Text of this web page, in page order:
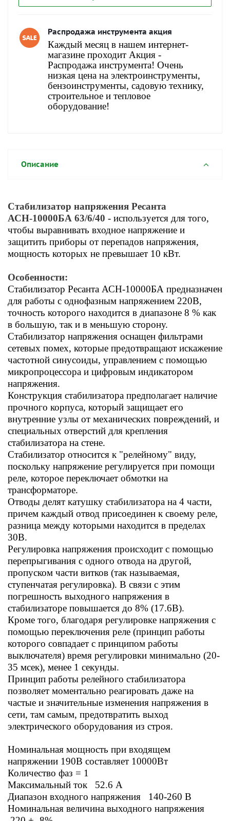
Распродажа инструмента акция
Каждый месяц в нашем интернет-
магазине проходит Акция -
Распродажа инструмента! Очень
низкая цена на электроинструменты,
бензоинструменты, садовую технику,
строительное и тепловое
оборудование!
Описание
Стабилизатор напряжения Ресанта
АСН-10000БА 63/6/40 - используется для того,
чтобы выравнивать входное напряжение и
защитить приборы от перепадов напряжения,
мощность которых не превышает 10 кВт.
Особенности:
Стабилизатор Ресанта АСН-10000БА предназначен
для работы с однофазным напряжением 220В,
точность которого находится в диапазоне 8 % как
в большую, так и в меньшую сторону.
Стабилизатор напряжения оснащен фильтрами
сетевых помех, которые предотвращают искажение
частотной синусоиды, управлением с помощью
микропроцессора и цифровым индикатором
напряжения.
Конструкция стабилизатора предполагает наличие
прочного корпуса, который защищает его
внутренние узлы от механических повреждений, и
специальных отверстий для крепления
стабилизатора на стене.
Стабилизатор относится к "релейному" виду,
поскольку напряжение регулируется при помощи
реле, которое переключает обмотки на
трансформаторе.
Отводы делят катушку стабилизатора на 4 части,
причем каждый отвод присоединен к своему реле,
разница между которыми находится в пределах
30В.
Регулировка напряжения происходит с помощью
перепрыгивания с одного отвода на другой,
пропуском части витков (так называемая,
ступенчатая регулировка). В связи с этим
погрешность выходного напряжения в
стабилизаторе повышается до 8% (17.6В).
Кроме того, благодаря регулировке напряжения с
помощью переключения реле (принцип работы
которого совпадает с принципом работы
выключателя) время регулировки минимально (20-
35 мсек), менее 1 секунды.
Принцип работы релейного стабилизатора
позволяет моментально реагировать даже на
частые и значительные изменения напряжения в
сети, там самым, предотвратить выход
электрического оборудования из строя.
Номинальная мощность при входящем
напряжении 190В составляет 10000Вт
Количество фаз = 1
Максимальный ток 52.6 А
Диапазон входного напряжения 140-260 В
Номинальная величина выходного напряжения